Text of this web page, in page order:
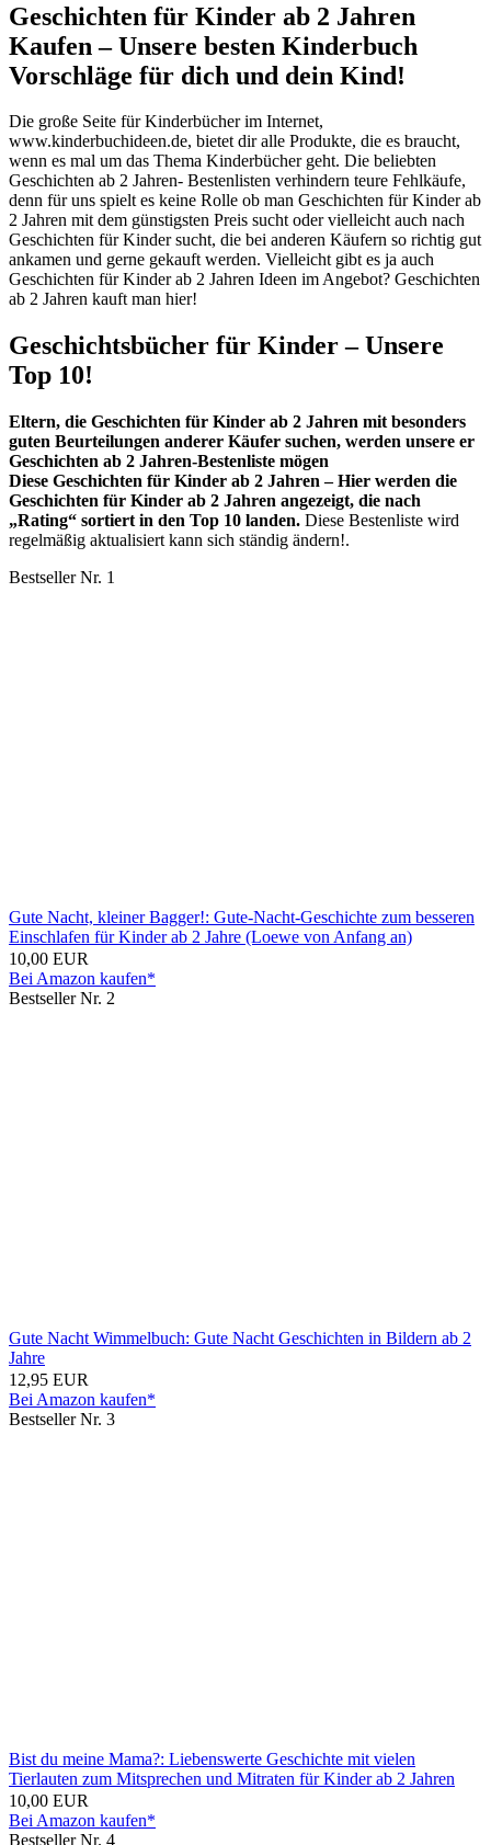
Geschichten für Kinder ab 2 Jahren
Kaufen – Unsere besten Kinderbuch
Vorschläge für dich und dein Kind!
Die große Seite für Kinderbücher im Internet,
www.kinderbuchideen.de, bietet dir alle Produkte, die es braucht,
wenn es mal um das Thema Kinderbücher geht. Die beliebten
Geschichten ab 2 Jahren- Bestenlisten verhindern teure Fehlkäufe,
denn für uns spielt es keine Rolle ob man Geschichten für Kinder ab
2 Jahren mit dem günstigsten Preis sucht oder vielleicht auch nach
Geschichten für Kinder sucht, die bei anderen Käufern so richtig gut
ankamen und gerne gekauft werden. Vielleicht gibt es ja auch
Geschichten für Kinder ab 2 Jahren Ideen im Angebot? Geschichten
ab 2 Jahren kauft man hier!
Geschichtsbücher für Kinder – Unsere
Top 10!
Eltern, die Geschichten für Kinder ab 2 Jahren mit besonders
guten Beurteilungen anderer Käufer suchen, werden unsere er
Geschichten ab 2 Jahren-Bestenliste mögen
Diese Geschichten für Kinder ab 2 Jahren – Hier werden die
Geschichten für Kinder ab 2 Jahren angezeigt, die nach
„Rating“ sortiert in den Top 10 landen. Diese Bestenliste wird
regelmäßig aktualisiert kann sich ständig ändern!.
Bestseller Nr. 1
Gute Nacht, kleiner Bagger!: Gute-Nacht-Geschichte zum besseren
Einschlafen für Kinder ab 2 Jahre (Loewe von Anfang an)
10,00 EUR
Bei Amazon kaufen*
Bestseller Nr. 2
Gute Nacht Wimmelbuch: Gute Nacht Geschichten in Bildern ab 2
Jahre
12,95 EUR
Bei Amazon kaufen*
Bestseller Nr. 3
Bist du meine Mama?: Liebenswerte Geschichte mit vielen
Tierlauten zum Mitsprechen und Mitraten für Kinder ab 2 Jahren
10,00 EUR
Bei Amazon kaufen*
Bestseller Nr. 4